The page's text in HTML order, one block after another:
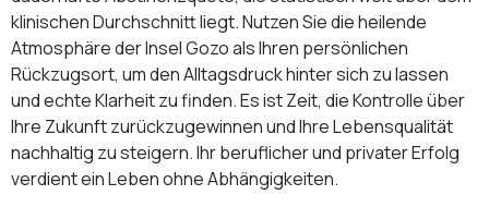
klinischen Durchschnitt liegt. Nutzen Sie die heilende
Atmosphäre der Insel Gozo als Ihren persönlichen
Rückzugsort, um den Alltagsdruck hinter sich zu lassen
und echte Klarheit zu finden. Es ist Zeit, die Kontrolle über
Ihre Zukunft zurückzugewinnen und Ihre Lebensqualität
nachhaltig zu steigern. Ihr beruflicher und privater Erfolg
verdient ein Leben ohne Abhängigkeiten.